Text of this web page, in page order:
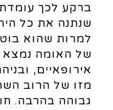
ברקע לכך
שנתנה את כל
של האומה נמצא
אירופאיים,
מזו של הרוב
גבוהה בהרבה.